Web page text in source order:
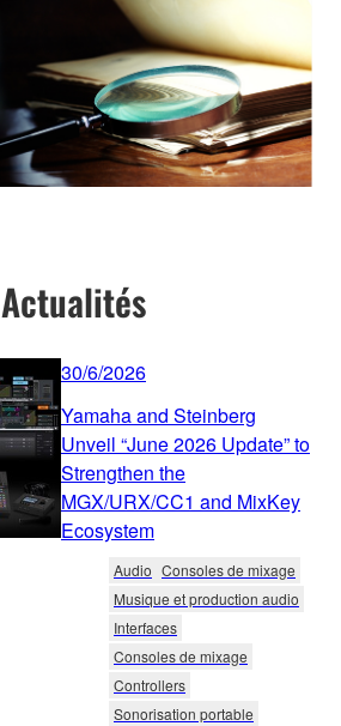
Actualités
30/6/2026
Yamaha and Steinberg
Unveil “June 2026 Update” to
Strengthen the
MGX/URX/CC1 and MixKey
Ecosystem
Audio Consoles de mixage
Musique et production audio
Interfaces
Consoles de mixage
Controllers
Sonorisation portable